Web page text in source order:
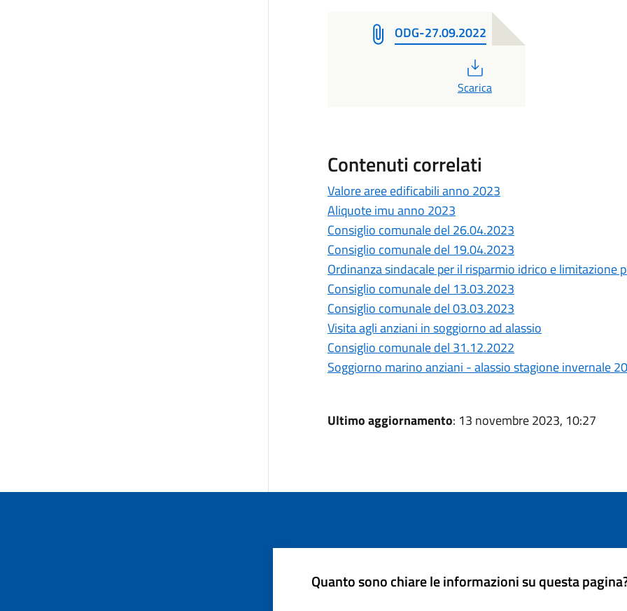
ODG-27.09.2022
Scarica
Contenuti correlati
Valore aree edificabili anno 2023
Aliquote imu anno 2023
Consiglio comunale del 26.04.2023
Consiglio comunale del 19.04.2023
Ordinanza sindacale per il risparmio idrico e limitazione
Consiglio comunale del 13.03.2023
Consiglio comunale del 03.03.2023
Visita agli anziani in soggiorno ad alassio
Consiglio comunale del 31.12.2022
Soggiorno marino anziani - alassio stagione invernale
Ultimo aggiornamento: 13 novembre 2023, 10:27
Quanto sono chiare le informazioni su questa